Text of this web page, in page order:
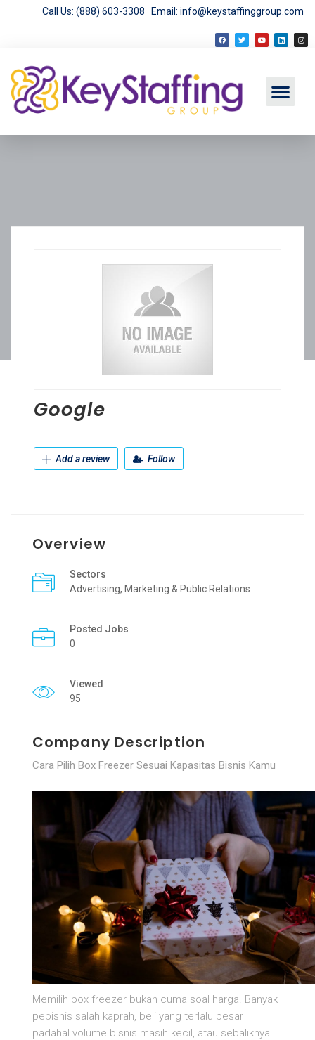
Call Us: (888) 603-3308 Email: info@keystaffinggroup.com
Google
Add a review Follow
Overview
Sectors
Advertising, Marketing & Public Relations
Posted Jobs
0
Viewed
95
Company Description
Cara Pilih Box Freezer Sesuai Kapasitas Bisnis Kamu
Memilih box freezer bukan cuma soal harga. Banyak
pebisnis salah kaprah, beli yang terlalu besar
padahal volume bisnis masih kecil, atau sebaliknya